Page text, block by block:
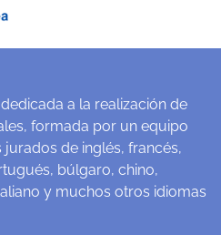
a la realización de
formada por un equipo
de inglés, francés,
búlgaro, chino,
y muchos otros idiomas